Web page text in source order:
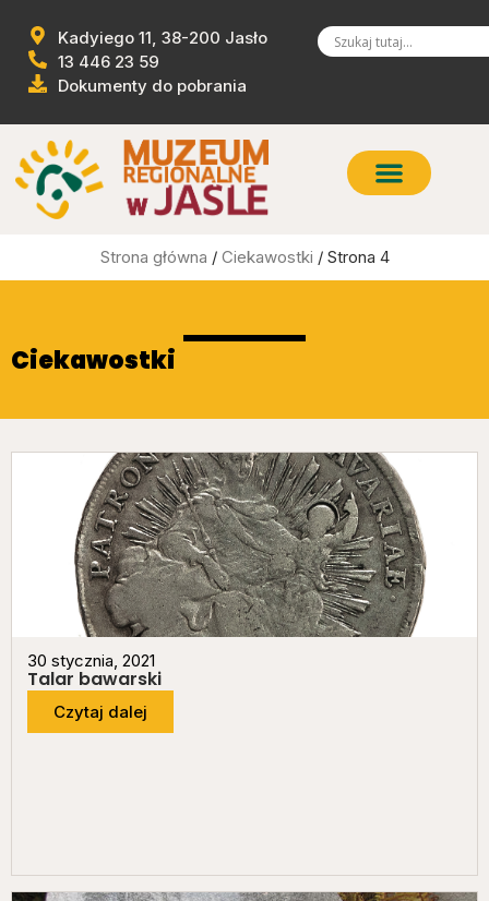
Kadyiego 11, 38-200 Jasło
13 446 23 59
Dokumenty do pobrania
Strona główna / Ciekawostki / Strona 4
Ciekawostki
30 stycznia, 2021
Talar bawarski
Czytaj dalej